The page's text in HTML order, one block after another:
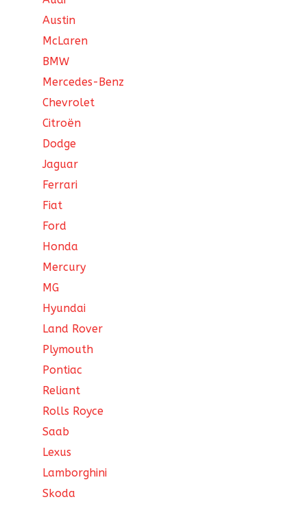
Austin
McLaren
BMW
Mercedes-Benz
Chevrolet
Citroën
Dodge
Jaguar
Ferrari
Fiat
Ford
Honda
Mercury
MG
Hyundai
Land Rover
Plymouth
Pontiac
Reliant
Rolls Royce
Saab
Lexus
Lamborghini
Skoda